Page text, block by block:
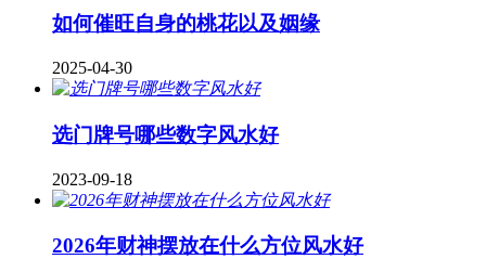
如何催旺自身的桃花以及姻缘
2025-04-30
​选门牌号哪些数字风水好
2023-09-18
2026年财神摆放在什么方位风水好